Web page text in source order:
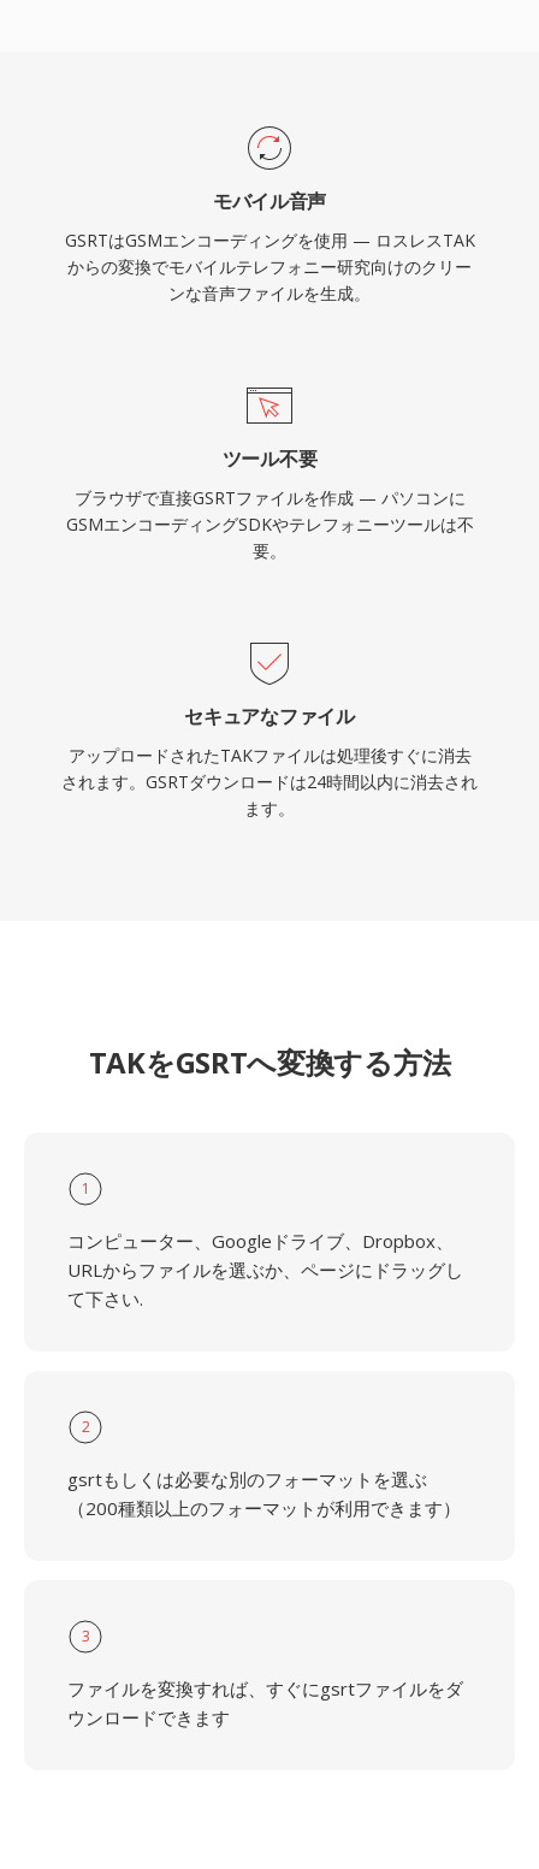
モバイル音声
GSRTはGSMエンコーディングを使用 — ロスレスTAK
からの変換でモバイルテレフォニー研究向けのクリー
ンな音声ファイルを生成。
ツール不要
ブラウザで直接GSRTファイルを作成 — パソコンに
GSMエンコーディングSDKやテレフォニーツールは不
要。
セキュアなファイル
アップロードされたTAKファイルは処理後すぐに消去
されます。GSRTダウンロードは24時間以内に消去され
ます。
TAKをGSRTへ変換する方法
1
コンピューター、Googleドライブ、Dropbox、
URLからファイルを選ぶか、ページにドラッグし
て下さい.
2
gsrtもしくは必要な別のフォーマットを選ぶ
（200種類以上のフォーマットが利用できます）
3
ファイルを変換すれば、すぐにgsrtファイルをダ
ウンロードできます